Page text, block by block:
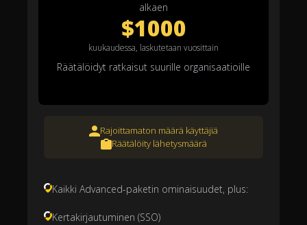
alkaen
$1000
kuukaudessa, laskutetaan vuosittain
Räätälöidyt ratkaisut suurille organisaatioille
Rajoittamaton määrä käyttäjiä
Räätälöity lähetysmäärä
Kaikki Advanced-paketin ominaisuudet, plus:
Kertakirjautuminen (SSO)